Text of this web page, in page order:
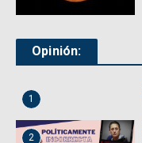
Opinión:
1
2